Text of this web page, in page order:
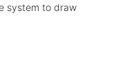
system to draw